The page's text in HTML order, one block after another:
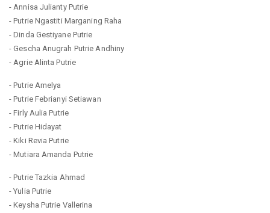
- Annisa Julianty Putrie
- Putrie Ngastiti Marganing Raha
- Dinda Gestiyane Putrie
- Gescha Anugrah Putrie Andhiny
- Agrie Alinta Putrie
- Putrie Amelya
- Putrie Febrianyi Setiawan
- Firly Aulia Putrie
- Putrie Hidayat
- Kiki Revia Putrie
- Mutiara Amanda Putrie
- Putrie Tazkia Ahmad
- Yulia Putrie
- Keysha Putrie Vallerina